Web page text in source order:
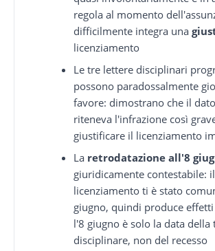
regola al momento
difficilmente integra una
licenziamento
Le tre lettere disciplinari
possono paradossalmente
favore: dimostrano che il
riteneva l'infrazione così
giustificare il licenziamento
La retrodatazione all'8
giuridicamente contestabile: il
licenziamento ti è stato
giugno, quindi produce
l'8 giugno è solo la data della
disciplinare, non del recesso